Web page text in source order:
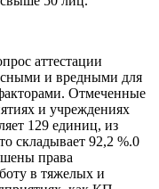
аттестации
и вредными для
Отмеченные
и учреждениях
129 единиц, из
складывает 92,2 %.0
права
в тяжелых и